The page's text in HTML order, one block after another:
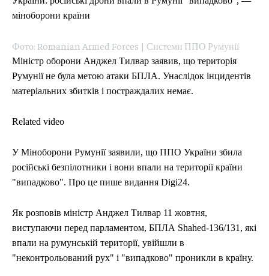
міноборони країни
Фото: Romanian Armed Forces | Системи ППО Румунії
Міністр оборони Анджел Тилвар заявив, що територія
Румунії не була метою атаки БПЛА. Унаслідок інцидентів
матеріальних збитків і постраждалих немає.
Related video
У Міноборони Румунії заявили, що ППО України збила
російські безпілотники і вони впали на території країни
"випадково". Про це пише видання Digi24.
Як розповів міністр Анджел Тилвар 11 жовтня,
виступаючи перед парламентом, БПЛА Shahed-136/131, які
впали на румунській території, увійшли в
"неконтрольований рух" і "випадково" проникли в країну.